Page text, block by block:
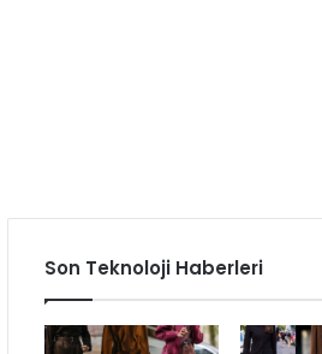
Son Teknoloji Haberleri